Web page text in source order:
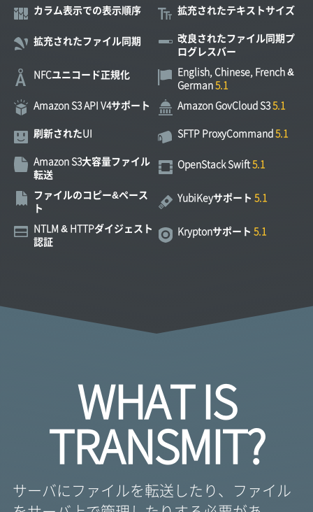
カラム表示での表示順序 拡充されたテキストサイズ
拡充されたファイル同期
改良されたファイル同期プ
ログレスバー
NFCユニコード正規化
English, Chinese, French &
German
Amazon S3 API V4サポート Amazon GovCloud S3
刷新されたUI SFTP ProxyCommand
Amazon S3大容量ファイル
転送
OpenStack Swift
ファイルのコピー&ペース
ト
YubiKeyサポート
NTLM & HTTPダイジェスト
認証
Kryptonサポート
WHAT IS
TRANSMIT?
サーバにファイルを転送したり、ファイル